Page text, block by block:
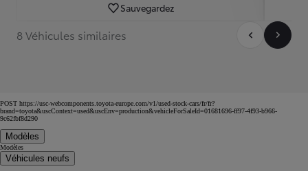
Sauvegardez
8 Véhicules similaires
POST https://usc-webcomponents.toyota-europe.com/v1/used-stock-cars/fr/fr?
brand=toyota&uscContext=used&uscEnv=production&vehicleForSaleId=01681696-ff97-4f93-b966-
9c62fbf8d290
Modèles
Modèles
Véhicules neufs